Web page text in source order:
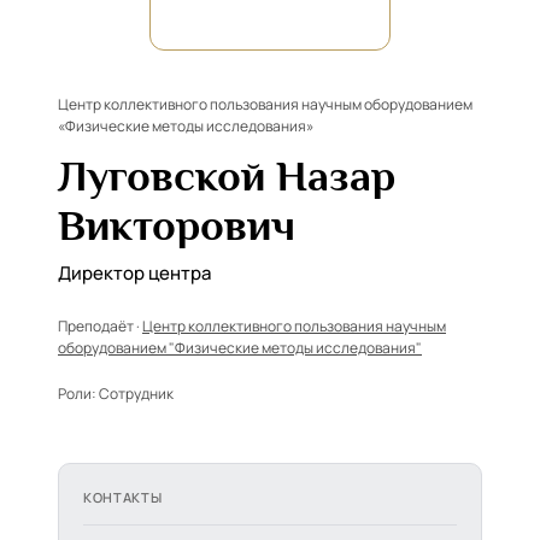
Центр коллективного пользования научным оборудованием
«Физические методы исследования»
Луговской Назар
Викторович
Директор центра
Преподаёт ·Центр коллективного пользования научным
оборудованием "Физические методы исследования"
Роли:Сотрудник
КОНТАКТЫ